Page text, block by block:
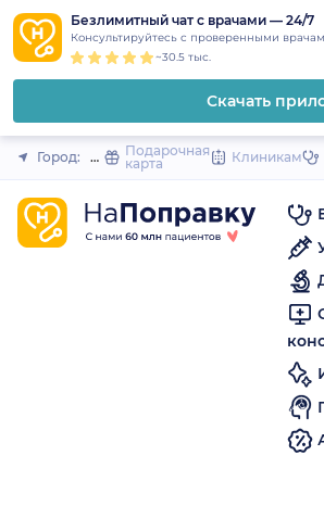
to
Безлимитный чат с врачами — 24/7
Консультируйтесь с проверенными
~30.5 тыс.
Скачать
Закрыть
Город: Дно Подарочная
карта
Клиникам